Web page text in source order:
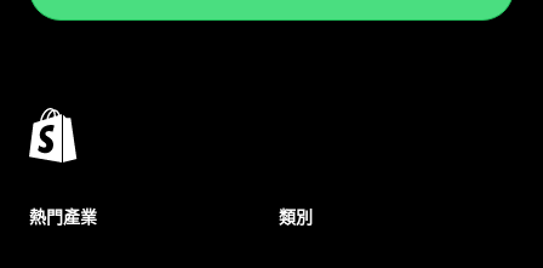
熱門產業 類別